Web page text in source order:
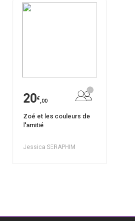
20€,00
Zoé et les couleurs de
l'amitié
Jessica SERAPHIM